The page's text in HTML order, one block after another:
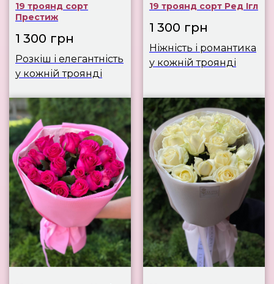
19 троянд сорт
Престиж
1 300 грн
Розкіш і елегантність
у кожній троянді
19 троянд сорт Ред Ігл
1 300 грн
Ніжність і романтика
у кожній троянді